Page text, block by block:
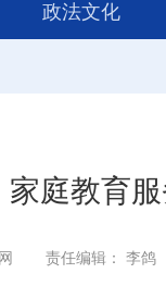
政法文化
庭教育服
责任编辑： 李鸽